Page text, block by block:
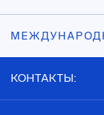
КОНТАКТЫ: